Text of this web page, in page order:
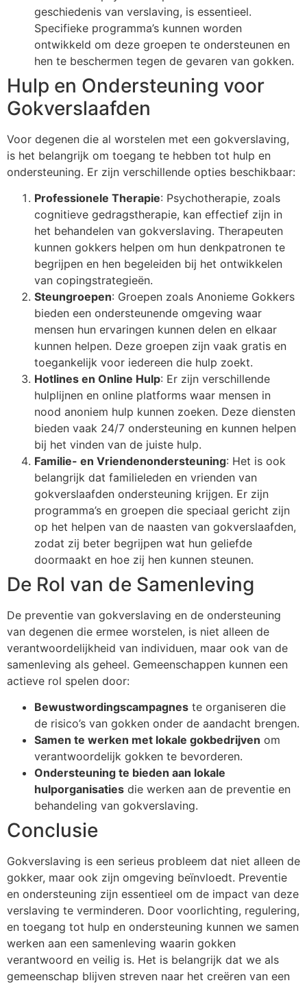
geschiedenis van verslaving, is essentieel.
Specifieke programma’s kunnen worden
ontwikkeld om deze groepen te ondersteunen en
hen te beschermen tegen de gevaren van gokken.
Hulp en Ondersteuning voor
Gokverslaafden
Voor degenen die al worstelen met een gokverslaving,
is het belangrijk om toegang te hebben tot hulp en
ondersteuning. Er zijn verschillende opties beschikbaar:
Professionele Therapie: Psychotherapie, zoals
cognitieve gedragstherapie, kan effectief zijn in
het behandelen van gokverslaving. Therapeuten
kunnen gokkers helpen om hun denkpatronen te
begrijpen en hen begeleiden bij het ontwikkelen
van copingstrategieën.
Steungroepen: Groepen zoals Anonieme Gokkers
bieden een ondersteunende omgeving waar
mensen hun ervaringen kunnen delen en elkaar
kunnen helpen. Deze groepen zijn vaak gratis en
toegankelijk voor iedereen die hulp zoekt.
Hotlines en Online Hulp: Er zijn verschillende
hulplijnen en online platforms waar mensen in
nood anoniem hulp kunnen zoeken. Deze diensten
bieden vaak 24/7 ondersteuning en kunnen helpen
bij het vinden van de juiste hulp.
Familie- en Vriendenondersteuning: Het is ook
belangrijk dat familieleden en vrienden van
gokverslaafden ondersteuning krijgen. Er zijn
programma’s en groepen die speciaal gericht zijn
op het helpen van de naasten van gokverslaafden,
zodat zij beter begrijpen wat hun geliefde
doormaakt en hoe zij hen kunnen steunen.
De Rol van de Samenleving
De preventie van gokverslaving en de ondersteuning
van degenen die ermee worstelen, is niet alleen de
verantwoordelijkheid van individuen, maar ook van de
samenleving als geheel. Gemeenschappen kunnen een
actieve rol spelen door:
Bewustwordingscampagnes te organiseren die
de risico’s van gokken onder de aandacht brengen.
Samen te werken met lokale gokbedrijven om
verantwoordelijk gokken te bevorderen.
Ondersteuning te bieden aan lokale
hulporganisaties die werken aan de preventie en
behandeling van gokverslaving.
Conclusie
Gokverslaving is een serieus probleem dat niet alleen de
gokker, maar ook zijn omgeving beïnvloedt. Preventie
en ondersteuning zijn essentieel om de impact van deze
verslaving te verminderen. Door voorlichting, regulering,
en toegang tot hulp en ondersteuning kunnen we samen
werken aan een samenleving waarin gokken
verantwoord en veilig is. Het is belangrijk dat we als
gemeenschap blijven streven naar het creëren van een